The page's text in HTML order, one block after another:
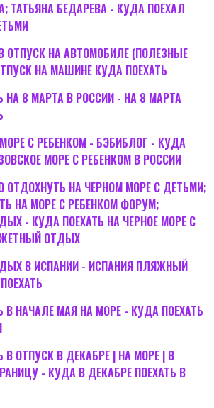
ТАТЬЯНА БЕДАРЕВА - КУДА ПОЕХАЛ
ОТПУСК НА АВТОМОБИЛЕ (ПОЛЕЗНЫЕ
НА МАШИНЕ КУДА ПОЕХАТЬ
НА 8 МАРТА В РОССИИ - НА 8 МАРТА
С РЕБЕНКОМ - БЭБИБЛОГ - КУДА
МОРЕ С РЕБЕНКОМ В РОССИИ
ОТДОХНУТЬ НА ЧЕРНОМ МОРЕ С ДЕТЬМИ;
НА МОРЕ С РЕБЕНКОМ ФОРУМ;
- КУДА ПОЕХАТЬ НА ЧЕРНОЕ МОРЕ С
ОТДЫХ
В ИСПАНИИ - ИСПАНИЯ ПЛЯЖНЫЙ
В НАЧАЛЕ МАЯ НА МОРЕ - КУДА ПОЕХАТЬ
В ОТПУСК В ДЕКАБРЕ | НА МОРЕ | В
- КУДА В ДЕКАБРЕ ПОЕХАТЬ В